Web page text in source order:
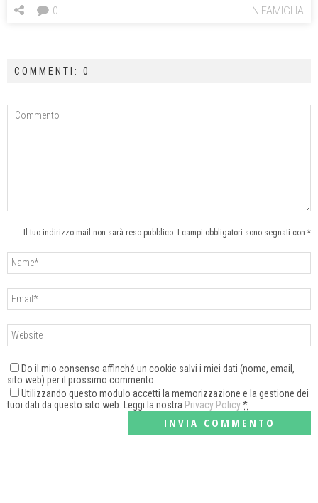
IN FAMIGLIA
0
COMMENTI: 0
Il tuo indirizzo mail non sarà reso pubblico. I campi obbligatori sono segnati con *
Do il mio consenso affinché un cookie salvi i miei dati (nome, email,
sito web) per il prossimo commento.
Utilizzando questo modulo accetti la memorizzazione e la gestione dei
tuoi dati da questo sito web. Leggi la nostra Privacy Policy*